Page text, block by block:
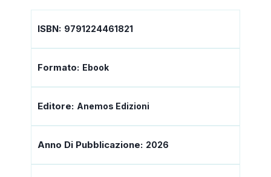
ISBN: 9791224461821
Formato: Ebook
Editore: Anemos Edizioni
Anno Di Pubblicazione: 2026